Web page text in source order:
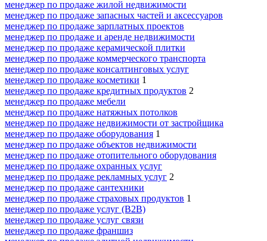
менеджер по продаже жилой недвижимости
менеджер по продаже запасных частей и аксессуаров
менеджер по продаже зарплатных проектов
менеджер по продаже и аренде недвижимости
менеджер по продаже керамической плитки
менеджер по продаже коммерческого транспорта
менеджер по продаже консалтинговых услуг
менеджер по продаже косметики 1
менеджер по продаже кредитных продуктов 2
менеджер по продаже мебели
менеджер по продаже натяжных потолков
менеджер по продаже недвижимости от застройщика
менеджер по продаже оборудования 1
менеджер по продаже объектов недвижимости
менеджер по продаже отопительного оборудования
менеджер по продаже охранных услуг
менеджер по продаже рекламных услуг 2
менеджер по продаже сантехники
менеджер по продаже страховых продуктов 1
менеджер по продаже услуг (B2B)
менеджер по продаже услуг связи
менеджер по продаже франшиз